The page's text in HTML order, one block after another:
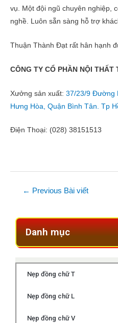
Danh mục
Nẹp đồng chữ T
Nẹp đồng chữ L
Nẹp đồng chữ V
vụ. Một đội ngũ chuyên nghiệp,
nghề. Luôn sẵn sàng hỗ trợ
Thuận Thành Đạt rất hân hạnh
CÔNG TY CỔ PHẦN NỘI THẤT
Xưởng sản xuất: 37/23/9 Đường
Hưng Hòa, Quận Bình Tân. Tp
Điện Thoại: (028) 38151513
← Previous Bài viết